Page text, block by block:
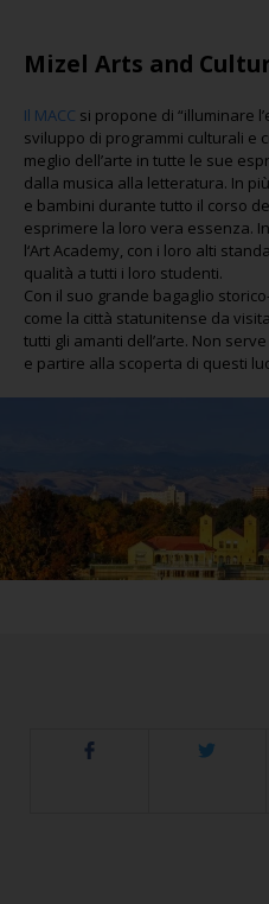
Mizel Arts and
Il MACC si propone di “illuminare
sviluppo di programmi culturali e
meglio dell’arte in tutte le sue
dalla musica alla letteratura. In
e bambini durante tutto il corso
esprimere la loro vera essenza.
l‘Art Academy, con i loro alti
qualità a tutti i loro studenti.
Con il suo grande bagaglio
come la città statunitense da
tutti gli amanti dell’arte. Non
e partire alla scoperta di questi